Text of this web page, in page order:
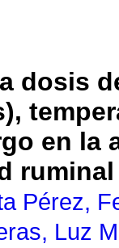
dosis
en la
Pérez,
Luz